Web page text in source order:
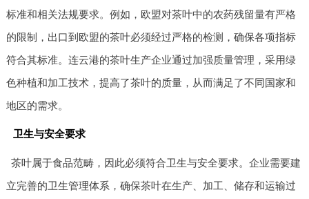
标准和相关法规要求。例如，欧盟对茶叶中的农药残留量有严格
的限制，出口到欧盟的茶叶必须经过严格的检测，确保各项指标
符合其标准。连云港的茶叶生产企业通过加强质量管理，采用绿
色种植和加工技术，提高了茶叶的质量，从而满足了不同国家和
地区的需求。
卫生与安全要求
茶叶属于食品范畴，因此必须符合卫生与安全要求。企业需要建
立完善的卫生管理体系，确保茶叶在生产、加工、储存和运输过